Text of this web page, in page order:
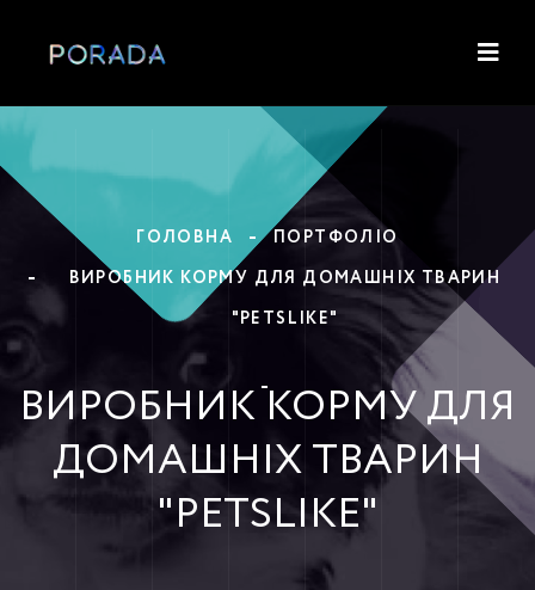
ГОЛОВНА
ПОРТФОЛІО
ВИРОБНИК КОРМУ ДЛЯ ДОМАШНІХ ТВАРИН
"PETSLIKE"
ВИРОБНИК КОРМУ ДЛЯ
ДОМАШНІХ ТВАРИН
"PETSLIKE"